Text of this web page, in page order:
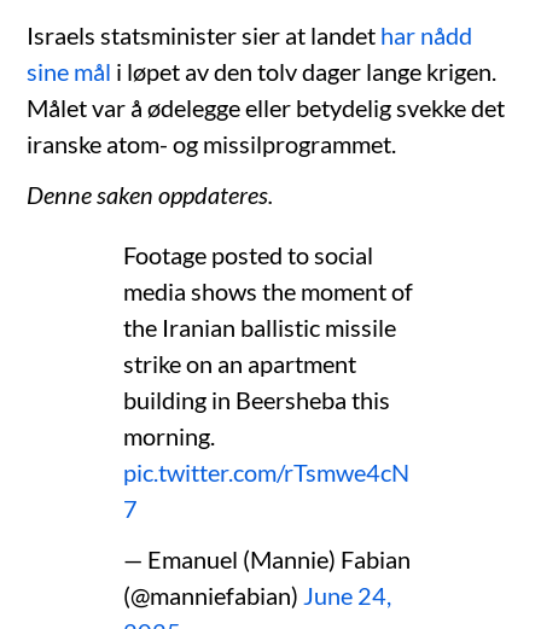
Israels statsminister sier at landet har nådd
sine mål i løpet av den tolv dager lange krigen.
Målet var å ødelegge eller betydelig svekke det
iranske atom- og missilprogrammet.
Denne saken oppdateres.
Footage posted to social
media shows the moment of
the Iranian ballistic missile
strike on an apartment
building in Beersheba this
morning.
pic.twitter.com/rTsmwe4cN
7
— Emanuel (Mannie) Fabian
(@manniefabian) June 24,